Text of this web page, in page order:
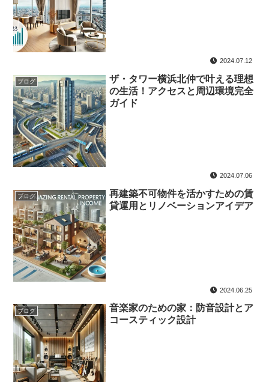
2024.07.12
ブログ
ザ・タワー横浜北仲で叶える理想
の生活！アクセスと周辺環境完全
ガイド
2024.07.06
ブログ
再建築不可物件を活かすための賃
貸運用とリノベーションアイデア
2024.06.25
ブログ
音楽家のための家：防音設計とア
コースティック設計